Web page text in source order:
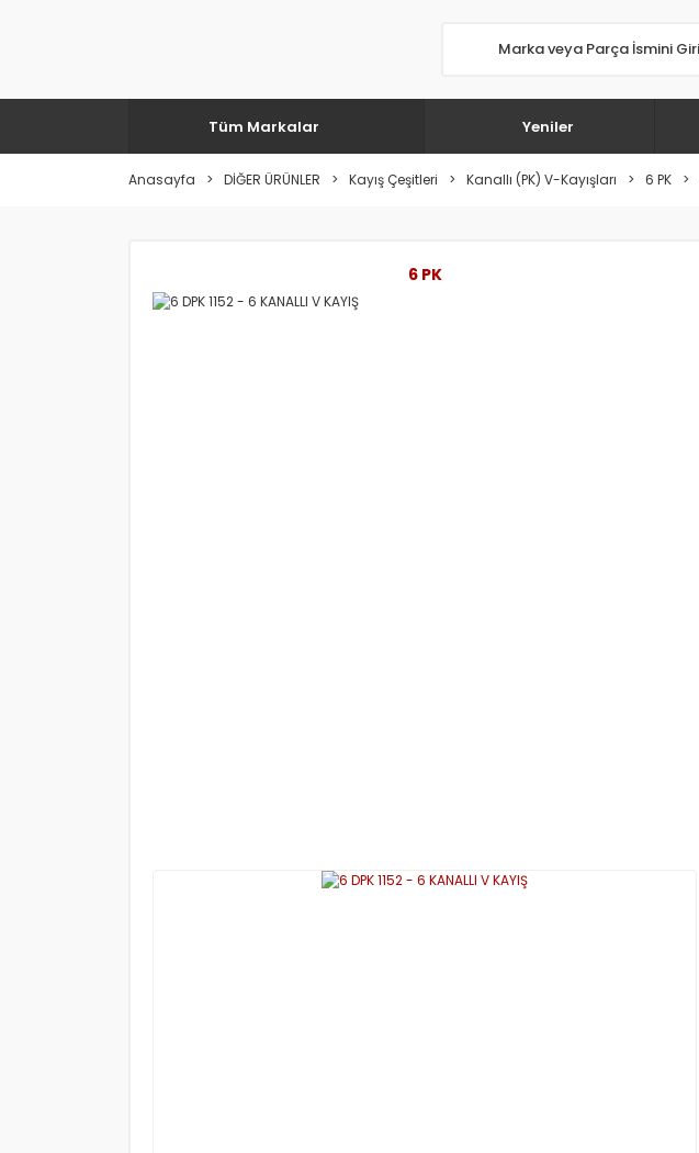
Tüm Markalar Yeniler
Anasayfa DİĞER ÜRÜNLER Kayış Çeşitleri Kanallı (PK) V-Kayışları 6 PK
6 PK